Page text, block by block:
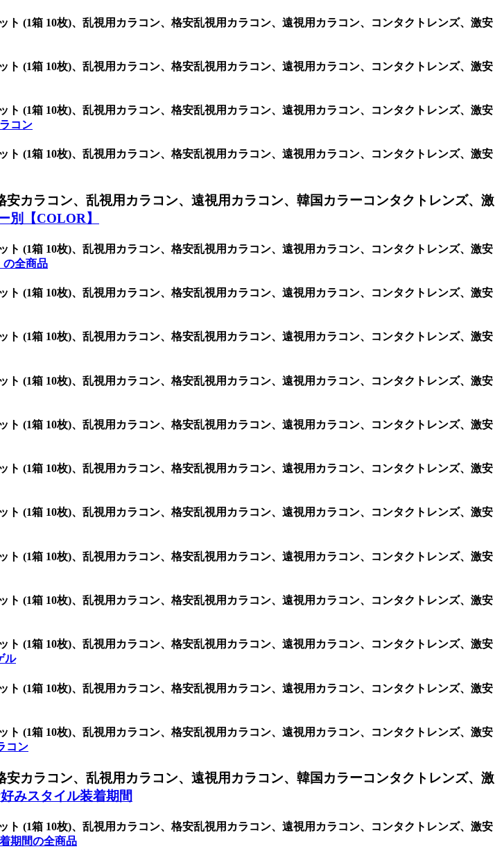
ト (1箱 10枚)、乱視用カラコン、格安乱視用カラコン、遠視用カラコン、コンタクトレンズ、激安
ト (1箱 10枚)、乱視用カラコン、格安乱視用カラコン、遠視用カラコン、コンタクトレンズ、激安
ト (1箱 10枚)、乱視用カラコン、格安乱視用カラコン、遠視用カラコン、コンタクトレンズ、激安
コン
ト (1箱 10枚)、乱視用カラコン、格安乱視用カラコン、遠視用カラコン、コンタクトレンズ、激安
安カラコン、乱視用カラコン、遠視用カラコン、韓国カラーコンタクトレンズ、激
別【COLOR】
ト (1箱 10枚)、乱視用カラコン、格安乱視用カラコン、遠視用カラコン、コンタクトレンズ、激安
の全商品
ト (1箱 10枚)、乱視用カラコン、格安乱視用カラコン、遠視用カラコン、コンタクトレンズ、激安
ト (1箱 10枚)、乱視用カラコン、格安乱視用カラコン、遠視用カラコン、コンタクトレンズ、激安
ト (1箱 10枚)、乱視用カラコン、格安乱視用カラコン、遠視用カラコン、コンタクトレンズ、激安
ト (1箱 10枚)、乱視用カラコン、格安乱視用カラコン、遠視用カラコン、コンタクトレンズ、激安
ト (1箱 10枚)、乱視用カラコン、格安乱視用カラコン、遠視用カラコン、コンタクトレンズ、激安
ト (1箱 10枚)、乱視用カラコン、格安乱視用カラコン、遠視用カラコン、コンタクトレンズ、激安
ト (1箱 10枚)、乱視用カラコン、格安乱視用カラコン、遠視用カラコン、コンタクトレンズ、激安
ト (1箱 10枚)、乱視用カラコン、格安乱視用カラコン、遠視用カラコン、コンタクトレンズ、激安
ト (1箱 10枚)、乱視用カラコン、格安乱視用カラコン、遠視用カラコン、コンタクトレンズ、激安
ル
ト (1箱 10枚)、乱視用カラコン、格安乱視用カラコン、遠視用カラコン、コンタクトレンズ、激安
ト (1箱 10枚)、乱視用カラコン、格安乱視用カラコン、遠視用カラコン、コンタクトレンズ、激安
コン
安カラコン、乱視用カラコン、遠視用カラコン、韓国カラーコンタクトレンズ、激
みスタイル装着期間
ト (1箱 10枚)、乱視用カラコン、格安乱視用カラコン、遠視用カラコン、コンタクトレンズ、激安
期間の全商品